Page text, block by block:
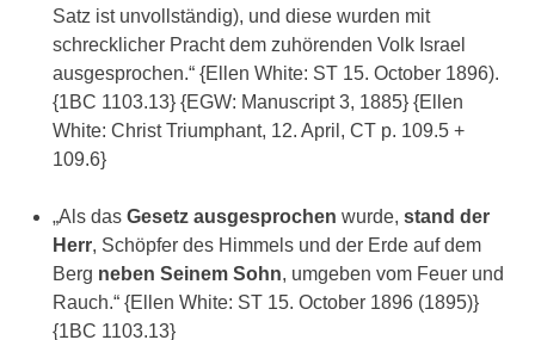
Satz ist unvollständig), und diese wurden mit
schrecklicher Pracht dem zuhörenden Volk Israel
ausgesprochen.“ {Ellen White: ST 15. October 1896).
{1BC 1103.13} {EGW: Manuscript 3, 1885} {Ellen
White: Christ Triumphant, 12. April, CT p. 109.5 +
109.6}
„Als das Gesetz ausgesprochen wurde, stand der
Herr, Schöpfer des Himmels und der Erde auf dem
Berg neben Seinem Sohn, umgeben vom Feuer und
Rauch.“ {Ellen White: ST 15. October 1896 (1895)}
{1BC 1103.13}